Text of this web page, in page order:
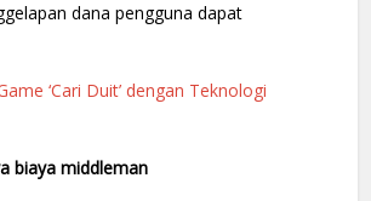
dana pengguna dapat
‘Cari Duit’ dengan Teknologi
biaya middleman